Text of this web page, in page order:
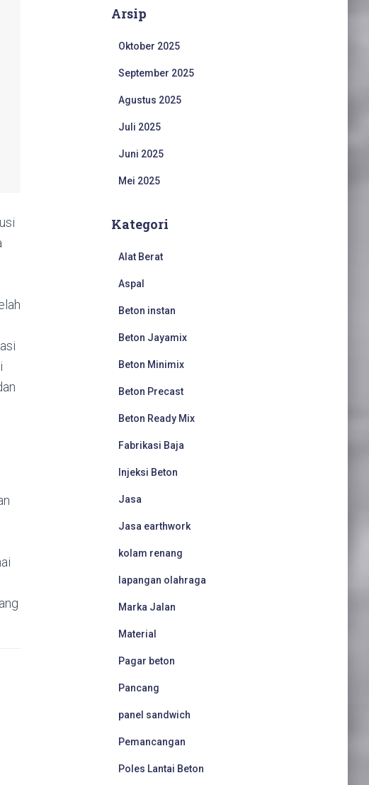
Arsip
Oktober 2025
September 2025
Agustus 2025
Juli 2025
Juni 2025
Mei 2025
Kategori
Alat Berat
Aspal
Beton instan
Beton Jayamix
Beton Minimix
Beton Precast
Beton Ready Mix
Fabrikasi Baja
Injeksi Beton
Jasa
Jasa earthwork
kolam renang
lapangan olahraga
Marka Jalan
Material
Pagar beton
Pancang
panel sandwich
Pemancangan
Poles Lantai Beton